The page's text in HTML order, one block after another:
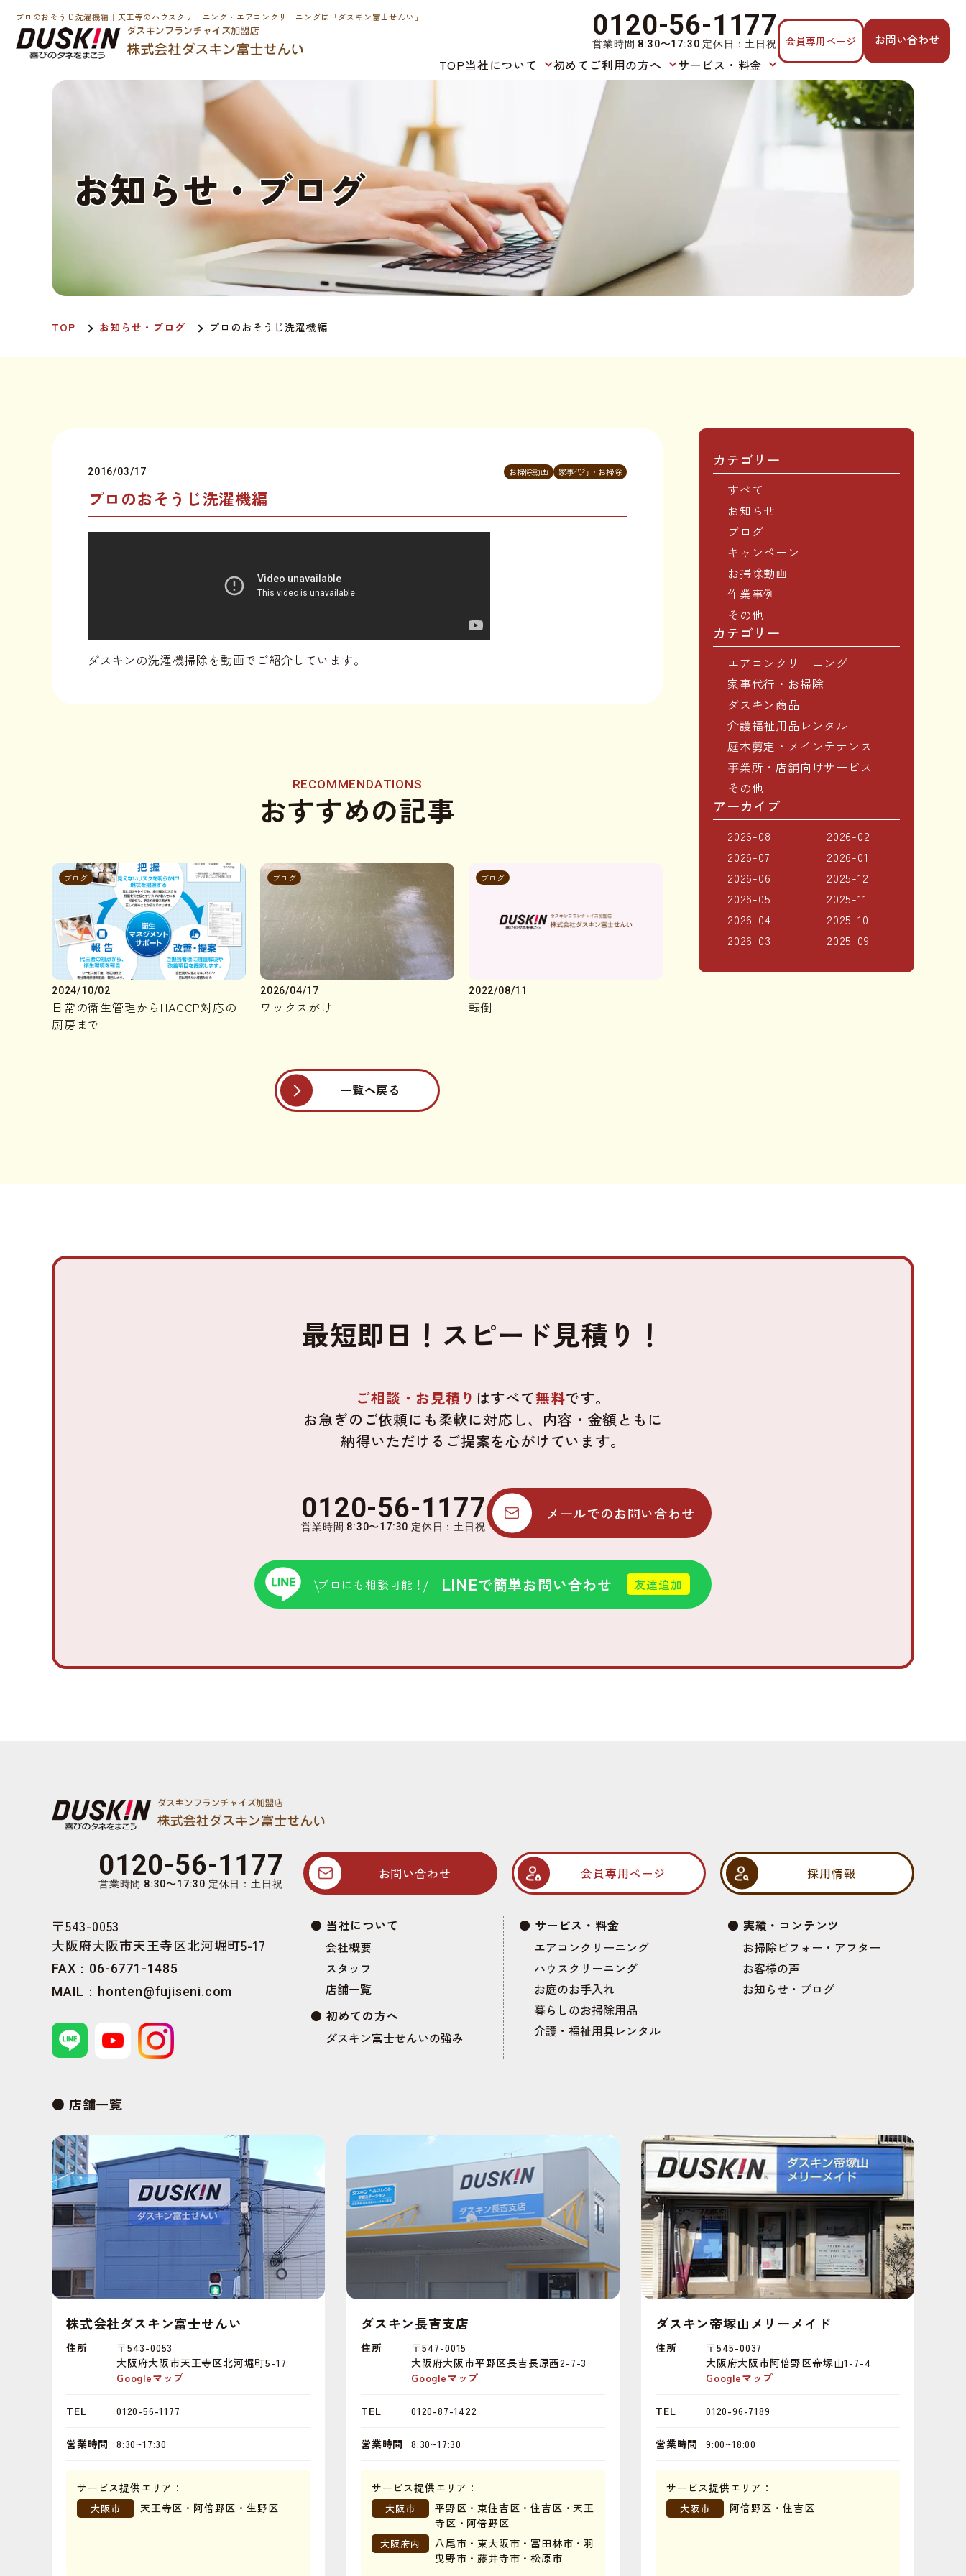
プロのおそうじ洗濯機編｜天王寺のハウスクリーニング・エアコンクリーニングは「ダスキン富士せんい」 0120-56-1177
営業時間 8:30〜17:30 定休日：土日祝
TOP当社について 初めてご利用の方へ サービス・料金
会員専用ページ お問い合わせ
お知らせ・ブログ
TOP お知らせ・ブログ プロのおそうじ洗濯機編
2016/03/17 お掃除動画 家事代行・お掃除
プロのおそうじ洗濯機編
ダスキンの洗濯機掃除を動画でご紹介しています。
RECOMMENDATIONS
おすすめの記事
ブログ
2024/10/02
日常の衛生管理からHACCP対応の
厨房まで
ブログ
2026/04/17
ワックスがけ
ブログ
2022/08/11
転倒
一覧へ戻る
カテゴリー
すべて
お知らせ
ブログ
キャンペーン
お掃除動画
作業事例
その他
カテゴリー
エアコンクリーニング
家事代行・お掃除
ダスキン商品
介護福祉用品レンタル
庭木剪定・メインテナンス
事業所・店舗向けサービス
その他
アーカイブ
2026-08
2026-07
2026-06
2026-05
2026-04
2026-03
2026-02
2026-01
2025-12
2025-11
2025-10
2025-09
最短即日！ スピード見積り！
ご相談・お見積り はすべて無料です。
お急ぎのご依頼にも柔軟に対応し、内容・金額ともに
納得いただけるご提案を心がけています。
0120-56-1177
営業時間 8:30〜17:30 定休日：土日祝
メールでのお問い合わせ
プロにも相談可能！ LINEで簡単お問い合わせ 友達追加
0120-56-1177
営業時間 8:30〜17:30 定休日：土日祝
お問い合わせ 会員専用ページ 採用情報
〒543-0053
大阪府大阪市天王寺区北河堀町5-17
FAX：06-6771-1485
MAIL： honten@fujiseni.com
当社について
会社概要
スタッフ
店舗一覧
初めての方へ
ダスキン富士せんいの強み
サービス・料金
エアコンクリーニング
ハウスクリーニング
お庭のお手入れ
暮らしのお掃除用品
介護・福祉用具レンタル
実績・コンテンツ
お掃除ビフォー・アフター
お客様の声
お知らせ・ブログ
店舗一覧
株式会社ダスキン富士せんい
住所
〒543-0053
大阪府大阪市天王寺区北河堀町5-17
Googleマップ
TEL 0120-56-1177
営業時間 8:30~17:30
サービス提供エリア：
大阪市 天王寺区・阿倍野区・生野区
ダスキン長吉支店
住所
〒547-0015
大阪府大阪市平野区長吉長原西2-7-3
Googleマップ
TEL 0120-87-1422
営業時間 8:30~17:30
サービス提供エリア：
大阪市
平野区・東住吉区・住吉区・天王
寺区・阿倍野区
大阪府内
八尾市・東大阪市・富田林市・羽
曳野市・藤井寺市・松原市
ダスキン帝塚山メリーメイド
住所
〒545-0037
大阪府大阪市阿倍野区帝塚山1-7-4
Googleマップ
TEL 0120-96-7189
営業時間 9:00~18:00
サービス提供エリア：
大阪市 阿倍野区・住吉区